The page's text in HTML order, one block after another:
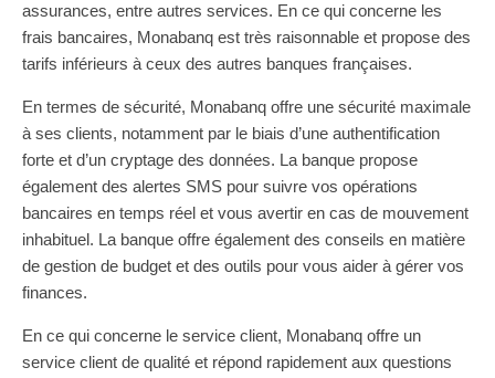
assurances, entre autres services. En ce qui concerne les
frais bancaires, Monabanq est très raisonnable et propose des
tarifs inférieurs à ceux des autres banques françaises.
En termes de sécurité, Monabanq offre une sécurité maximale
à ses clients, notamment par le biais d’une authentification
forte et d’un cryptage des données. La banque propose
également des alertes SMS pour suivre vos opérations
bancaires en temps réel et vous avertir en cas de mouvement
inhabituel. La banque offre également des conseils en matière
de gestion de budget et des outils pour vous aider à gérer vos
finances.
En ce qui concerne le service client, Monabanq offre un
service client de qualité et répond rapidement aux questions